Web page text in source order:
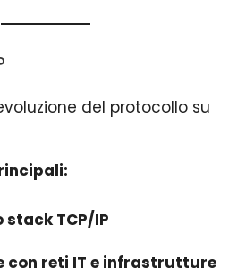
del protocollo su
TCP/IP
con reti IT e infrastrutture